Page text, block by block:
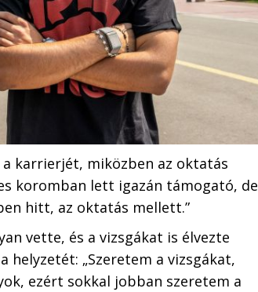
karrierjét, miközben az oktatás
koromban lett igazán támogató, de
hitt, az oktatás mellett.”
vette, és a vizsgákat is élvezte
helyzetét: „Szeretem a vizsgákat,
ezért sokkal jobban szeretem a